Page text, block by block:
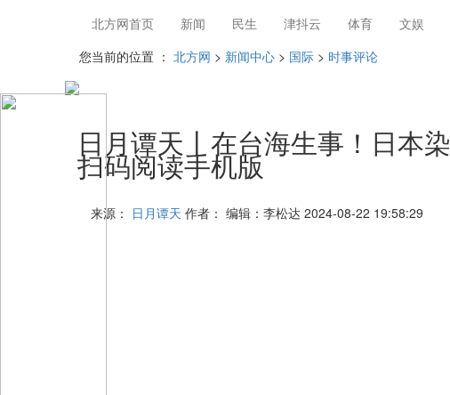
北方网首页 新闻 民生 津抖云 体育 文娱
您当前的位置 ： 北方网 > 新闻中心 > 国际 > 时事评论
日月谭天丨在台海生事！日本
扫码阅读手机版
来源： 日月谭天 作者： 编辑：李松达 2024-08-22 19:58:29